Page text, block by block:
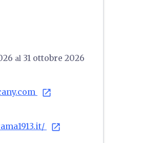
al 31 ottobre 2026
open_in_new
open_in_new